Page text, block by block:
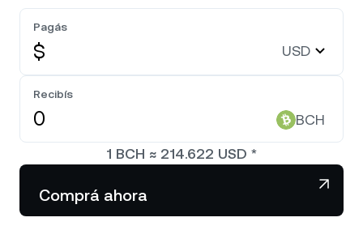
Nexo Card
Línea de Crédito
Zero-interest Credit
Acciones
Prime Brokerage
White Label
Payment Gateway
El mercado subió
Bitcoin BTC 0,80 %
2,07 %
NEXO Token NEXO 0,40 %
Tether
Empresa
Acerca de
Seguridad
Asociaciones
Centro de ayuda
Pagás
$ USD
Recibís
BCH
1 BCH ≈ 214.622 USD *
Comprá ahora